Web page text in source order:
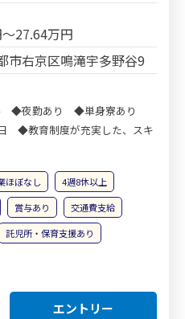
27.64万円
市右京区鳴滝宇多野谷9
◆夜勤あり ◆単身寮あり
◆教育制度が充実した、スキ
ほぼなし
4週8休以上
賞与あり
交通費支給
託児所・保育支援あり
エントリー